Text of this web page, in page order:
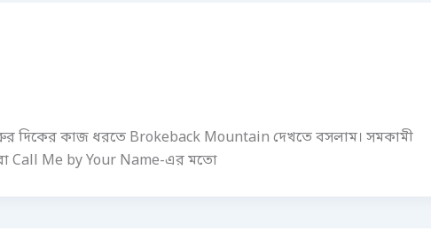
দিকের কাজ ধরতে Brokeback Mountain দেখতে বসলাম। সমকামী
Call Me by Your Name-এর মতো